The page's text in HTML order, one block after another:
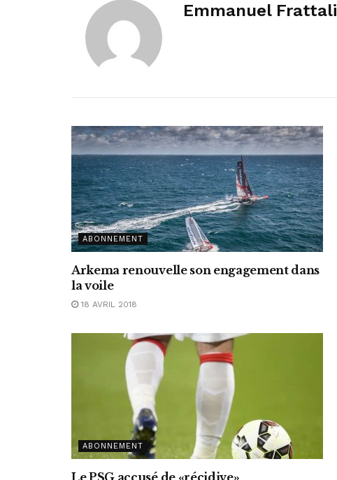
Emmanuel Frattali
ABONNEMENT
Arkema renouvelle son engagement dans
la voile
18 AVRIL 2018
ABONNEMENT
Le PSG accusé de «récidive»